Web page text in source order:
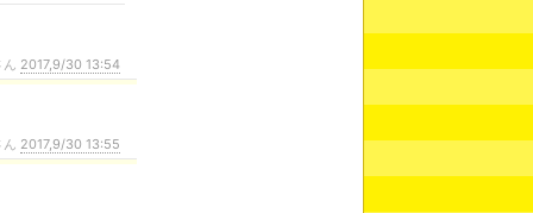
2017,9/30 13:54
2017,9/30 13:55